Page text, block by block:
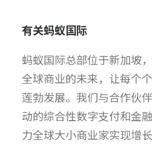
有关蚂蚁国际
蚂蚁国际总部位于新加坡
全球商业的未来，让每个
莲勃发展。我们与合作伙
动的综合性数字支付和金
力全球大小商业家实现增长